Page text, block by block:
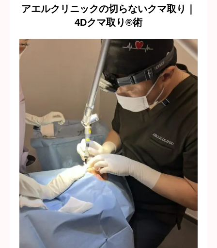
アエルクリニックの切らないクマ取り｜
4Dクマ取り®術